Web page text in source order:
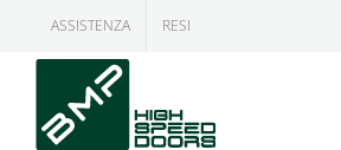
ASSISTENZA RESI